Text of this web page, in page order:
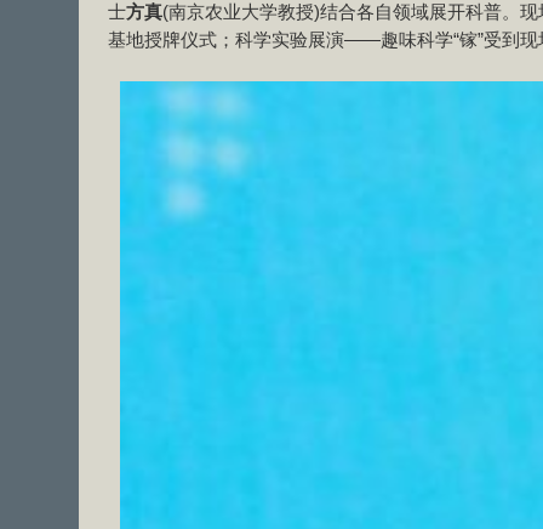
士方真(南京农业大学教授)结合各自领域展开科普。
基地授牌仪式；科学实验展演——趣味科学“镓”受到现